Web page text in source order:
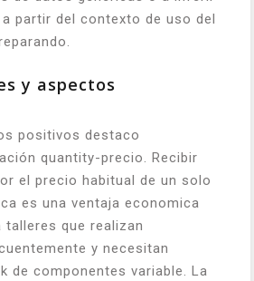
partir del contexto de uso del
y aspectos
positivos destaco
quantity-precio. Recibir
el precio habitual de un solo
es una ventaja economica
que realizan
y necesitan
de componentes variable. La